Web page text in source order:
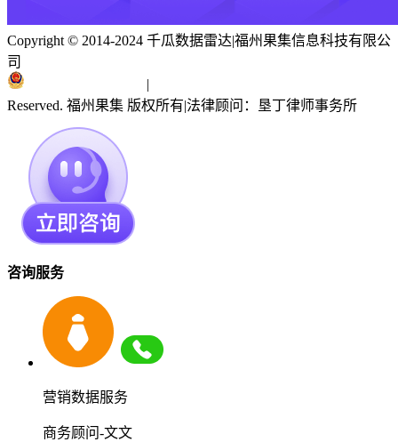
Copyright © 2014-2024 千瓜数据雷达|福州果集信息科技有限公
司
|
Reserved. 福州果集 版权所有|法律顾问：垦丁律师事务所
咨询服务
营销数据服务
商务顾问-文文